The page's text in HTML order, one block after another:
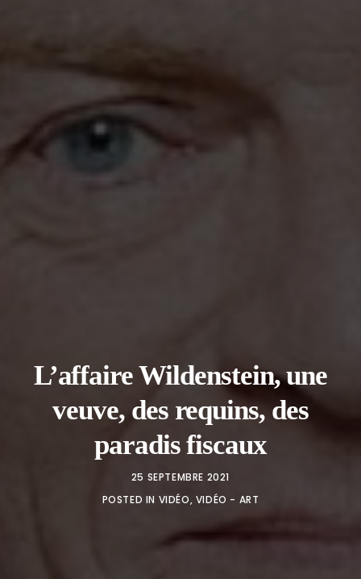
L’affaire Wildenstein, une
veuve, des requins, des
paradis fiscaux
25 SEPTEMBRE 2021
POSTED IN VIDÉO, VIDÉO - ART